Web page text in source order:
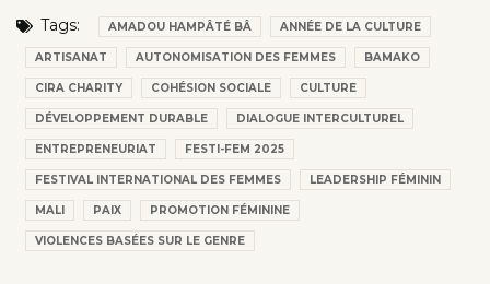
Tags: AMADOU HAMPÂTÉ BÂ ANNÉE DE LA CULTURE
ARTISANAT AUTONOMISATION DES FEMMES BAMAKO
CIRA CHARITY COHÉSION SOCIALE CULTURE
DÉVELOPPEMENT DURABLE DIALOGUE INTERCULTUREL
ENTREPRENEURIAT FESTI-FEM 2025
FESTIVAL INTERNATIONAL DES FEMMES LEADERSHIP FÉMININ
MALI PAIX PROMOTION FÉMININE
VIOLENCES BASÉES SUR LE GENRE